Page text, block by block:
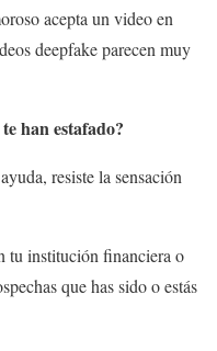
acepta un video en
deepfake parecen muy
han estafado?
resiste la sensación
institución financiera o
que has sido o estás